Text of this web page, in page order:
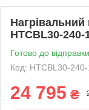
HTCBL30-240-
Готово до відправки
Код: HTCBL30-240-
24 795 ₴